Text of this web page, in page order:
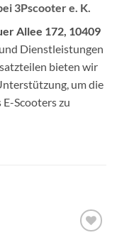
3Pscooter e. K.
Allee 172, 10409
Dienstleistungen
bieten wir
um die
Scooters zu